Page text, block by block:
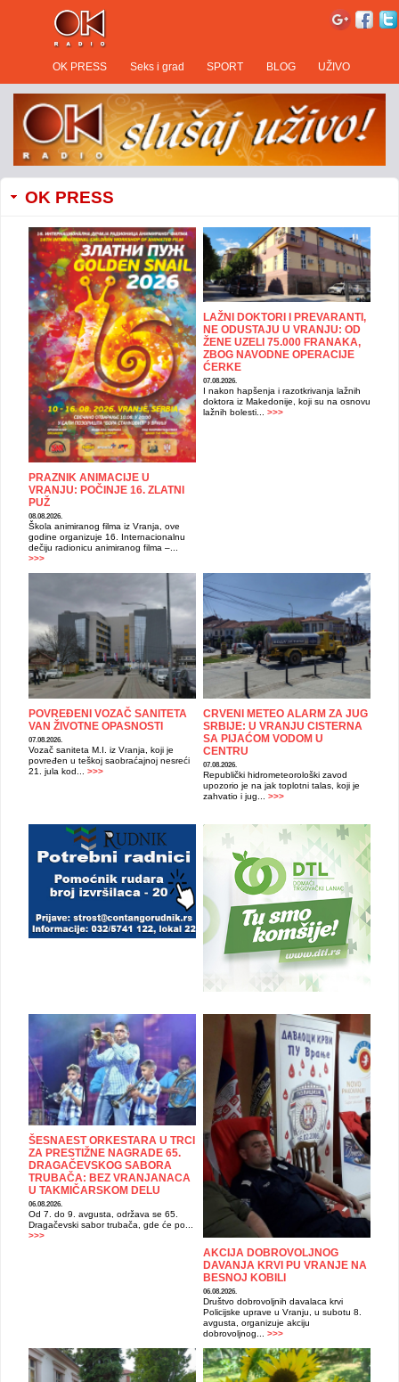
OK PRESS Seks i grad SPORT BLOG UŽIVO
OK PRESS
PRAZNIK ANIMACIJE U
VRANJU: POČINJE 16. ZLATNI
PUŽ
08.08.2026.
Škola animiranog filma iz Vranja, ove
godine organizuje 16. Internacionalnu
dečiju radionicu animiranog filma –...
>>>
LAŽNI DOKTORI I PREVARANTI,
NE ODUSTAJU U VRANJU: OD
ŽENE UZELI 75.000 FRANAKA,
ZBOG NAVODNE OPERACIJE
ĆERKE
07.08.2026.
I nakon hapšenja i razotkrivanja lažnih
doktora iz Makedonije, koji su na osnovu
lažnih bolesti... >>>
POVREĐENI VOZAČ SANITETA
VAN ŽIVOTNE OPASNOSTI
07.08.2026.
Vozač saniteta M.I. iz Vranja, koji je
povređen u teškoj saobraćajnoj nesreći
21. jula kod... >>>
CRVENI METEO ALARM ZA JUG
SRBIJE: U VRANJU CISTERNA
SA PIJAĆOM VODOM U
CENTRU
07.08.2026.
Republički hidrometeorološki zavod
upozorio je na jak toplotni talas, koji je
zahvatio i jug... >>>
ŠESNAEST ORKESTARA U TRCI
ZA PRESTIŽNE NAGRADE 65.
DRAGAČEVSKOG SABORA
TRUBAČA: BEZ VRANJANACA
U TAKMIČARSKOM DELU
06.08.2026.
Od 7. do 9. avgusta, održava se 65.
Dragačevski sabor trubača, gde će po...
>>>
AKCIJA DOBROVOLJNOG
DAVANJA KRVI PU VRANJE NA
BESNOJ KOBILI
06.08.2026.
Društvo dobrovoljnih davalaca krvi
Policijske uprave u Vranju, u subotu 8.
avgusta, organizuje akciju
dobrovoljnog... >>>